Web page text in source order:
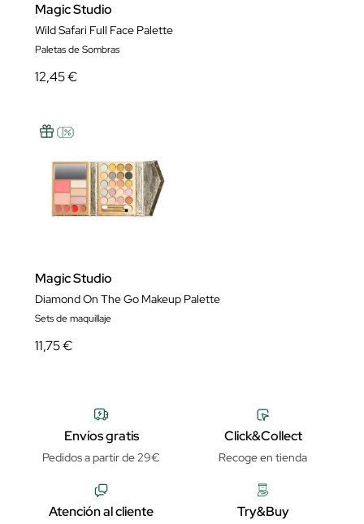
Magic Studio
Wild Safari Full Face Palette
Paletas de Sombras
12,45 €
Magic Studio
Diamond On The Go Makeup Palette
Sets de maquillaje
11,75 €
Envíos gratis
Pedidos a partir de 29€
Click&Collect
Recoge en tienda
Atención al cliente Try&Buy